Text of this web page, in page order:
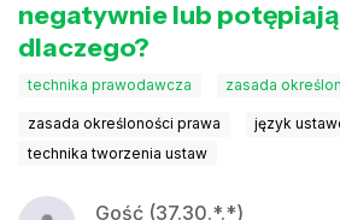
negatywnie lub
dlaczego?
technika prawodawcza zasada
zasada określoności prawa
język
technika tworzenia ustaw
Gość (37.30.*.*)